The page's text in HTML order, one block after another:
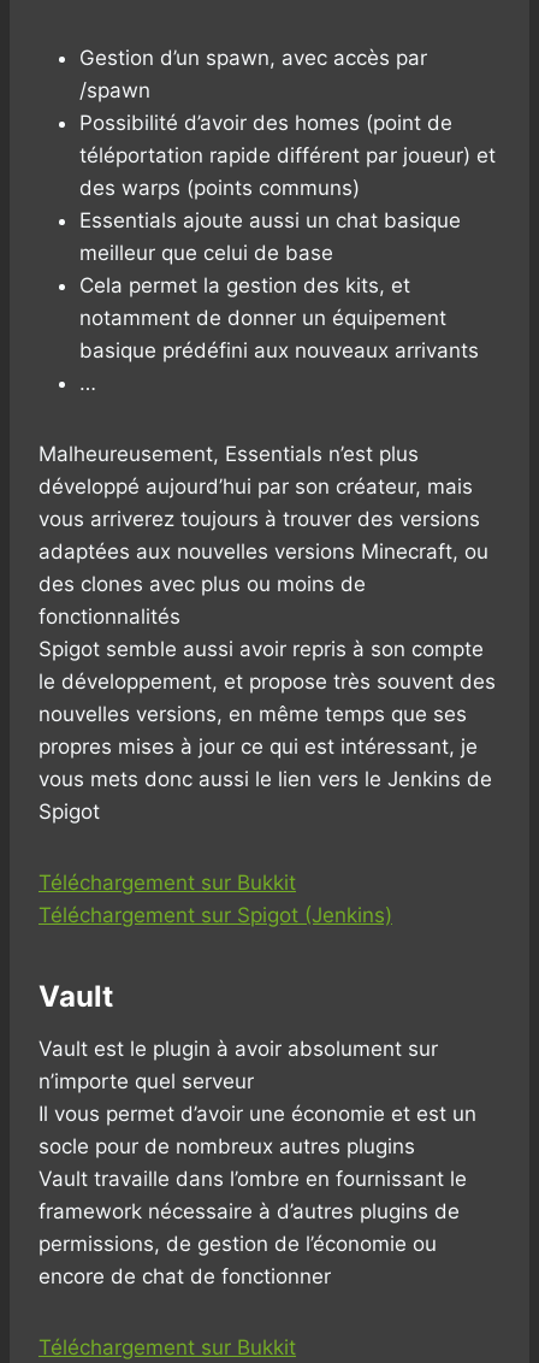
Gestion d’un spawn, avec accès par
/spawn
Possibilité d’avoir des homes (point de
téléportation rapide différent par joueur) et
des warps (points communs)
Essentials ajoute aussi un chat basique
meilleur que celui de base
Cela permet la gestion des kits, et
notamment de donner un équipement
basique prédéfini aux nouveaux arrivants
…
Malheureusement, Essentials n’est plus
développé aujourd’hui par son créateur, mais
vous arriverez toujours à trouver des versions
adaptées aux nouvelles versions Minecraft, ou
des clones avec plus ou moins de
fonctionnalités
Spigot semble aussi avoir repris à son compte
le développement, et propose très souvent des
nouvelles versions, en même temps que ses
propres mises à jour ce qui est intéressant, je
vous mets donc aussi le lien vers le Jenkins de
Spigot
Téléchargement sur Bukkit
Téléchargement sur Spigot (Jenkins)
Vault
Vault est le plugin à avoir absolument sur
n’importe quel serveur
Il vous permet d’avoir une économie et est un
socle pour de nombreux autres plugins
Vault travaille dans l’ombre en fournissant le
framework nécessaire à d’autres plugins de
permissions, de gestion de l’économie ou
encore de chat de fonctionner
Téléchargement sur Bukkit